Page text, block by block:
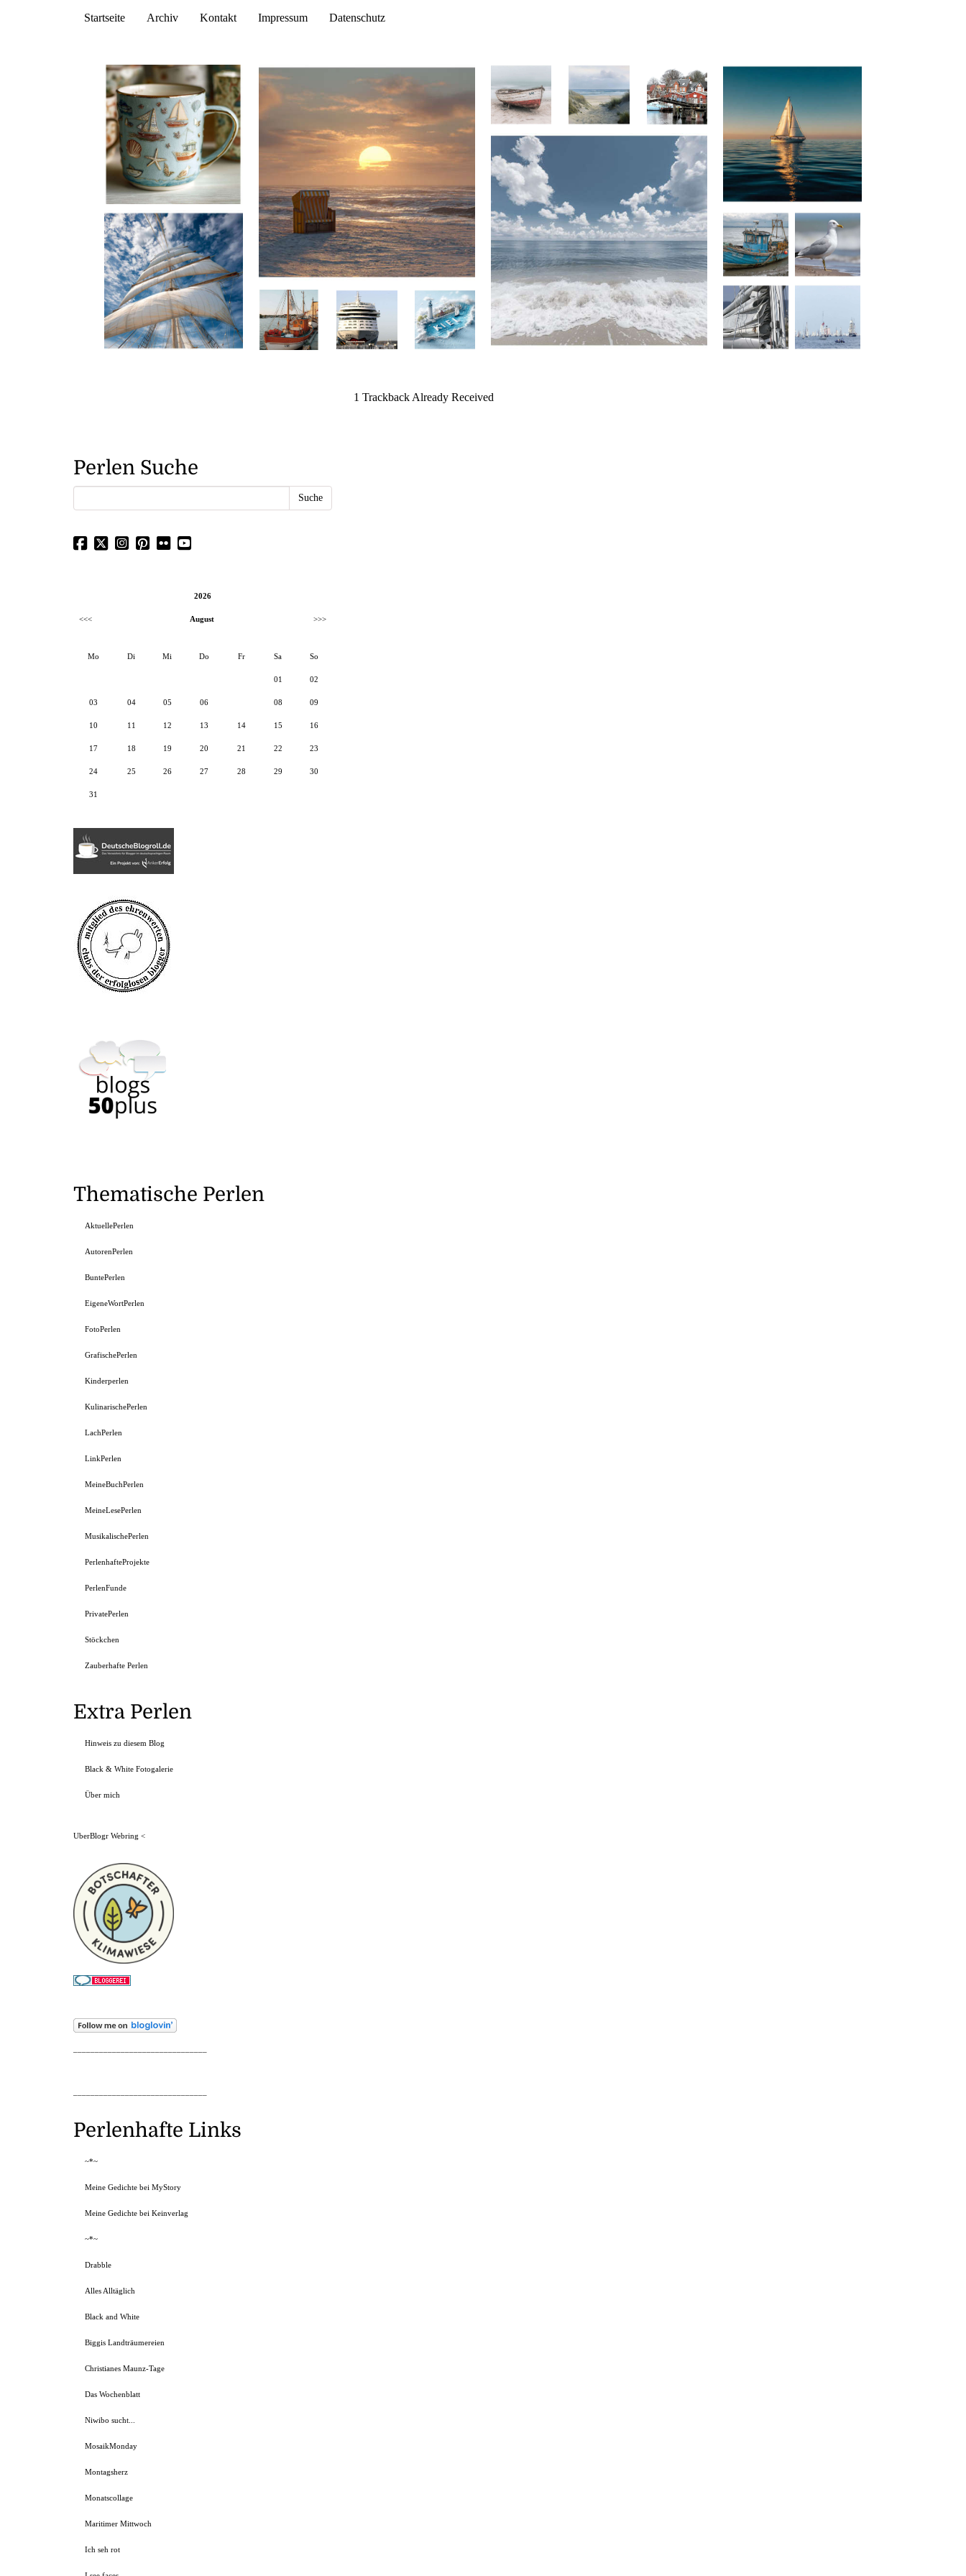
Startseite Archiv Kontakt Impressum Datenschutz
1 Trackback Already Received
Perlen Suche
2026
<<< August >>>
Mo Di Mi Do Fr Sa So
01 02
03 04 05 06 08 09
10 11 12 13 14 15 16
17 18 19 20 21 22 23
24 25 26 27 28 29 30
31
Thematische Perlen
AktuellePerlen
AutorenPerlen
BuntePerlen
EigeneWortPerlen
FotoPerlen
GrafischePerlen
Kinderperlen
KulinarischePerlen
LachPerlen
LinkPerlen
MeineBuchPerlen
MeineLesePerlen
MusikalischePerlen
PerlenhafteProjekte
PerlenFunde
PrivatePerlen
Stöckchen
Zauberhafte Perlen
Extra Perlen
Hinweis zu diesem Blog
Black & White Fotogalerie
Über mich
UberBlogr Webring <
Perlenhafte Links
~*~
Meine Gedichte bei MyStory
Meine Gedichte bei Keinverlag
~*~
Drabble
Alles Alltäglich
Black and White
Biggis Landträumereien
Christianes Maunz-Tage
Das Wochenblatt
Niwibo sucht...
MosaikMonday
Montagsherz
Monatscollage
Maritimer Mittwoch
Ich seh rot